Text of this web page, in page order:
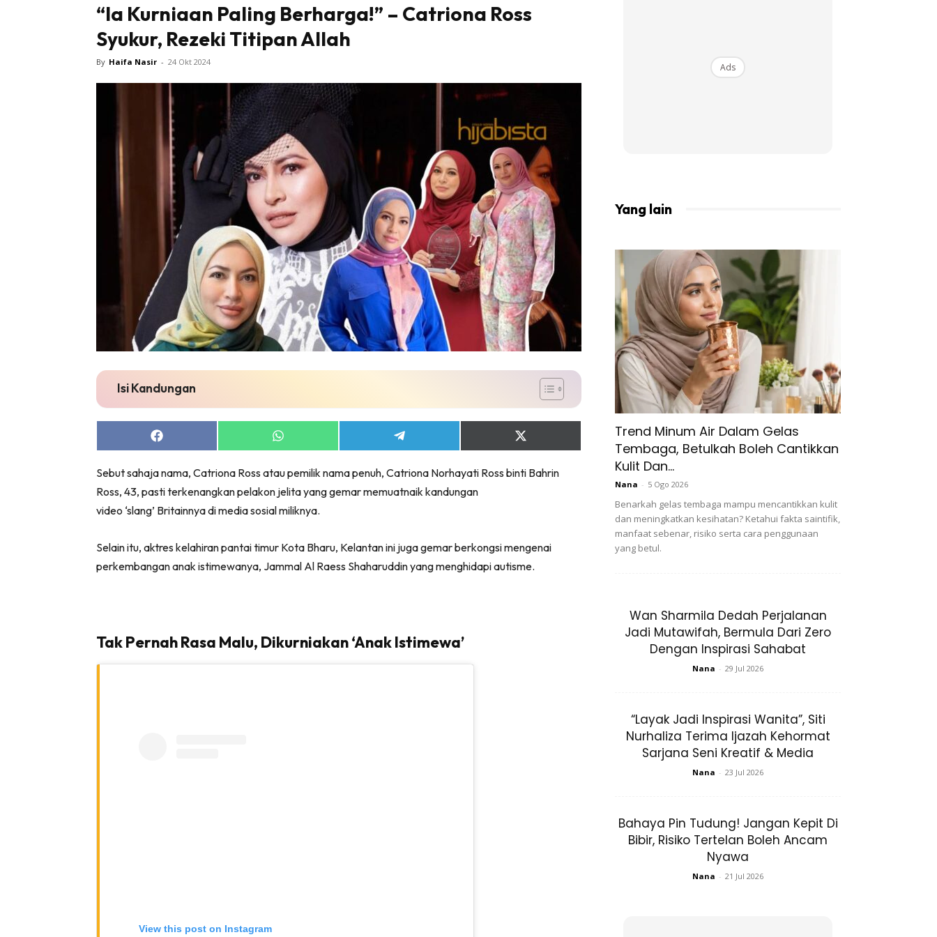
Tampil #1 on top dengan fashion muslimah terkini di HIJABISTA!
KLIK DI SEENI
“Ia Kurniaan Paling Berharga!” – Catriona Ross
Syukur, Rezeki Titipan Allah
By Haifa Nasir - 24 Okt 2024
Isi Kandungan
Share
on
Share
on
Share
on
Share
on
(Twitter)
Sebut sahaja nama, Catriona Ross atau pemilik nama penuh, Catriona Norhayati Ross binti Bahrin
Ross, 43, pasti terkenangkan pelakon jelita yang gemar memuatnaik kandungan
video ‘slang’ Britainnya di media sosial miliknya.
Selain itu, aktres kelahiran pantai timur Kota Bharu, Kelantan ini juga gemar berkongsi mengenai
perkembangan anak istimewanya, Jammal Al Raess Shaharuddin yang menghidapi autisme.
Tak Pernah Rasa Malu, Dikurniakan ‘Anak Istimewa’
View this post on Instagram
Ads
Yang lain
Trend Minum Air Dalam Gelas
Tembaga, Betulkah Boleh Cantikkan
Kulit Dan...
Nana - 5 Ogo 2026
Benarkah gelas tembaga mampu mencantikkan kulit
dan meningkatkan kesihatan? Ketahui fakta saintifik,
manfaat sebenar, risiko serta cara penggunaan
yang betul.
Wan Sharmila Dedah Perjalanan
Jadi Mutawifah, Bermula Dari Zero
Dengan Inspirasi Sahabat
Nana - 29 Jul 2026
“Layak Jadi Inspirasi Wanita”, Siti
Nurhaliza Terima Ijazah Kehormat
Sarjana Seni Kreatif & Media
Nana - 23 Jul 2026
Bahaya Pin Tudung! Jangan Kepit Di
Bibir, Risiko Tertelan Boleh Ancam
Nyawa
Nana - 21 Jul 2026